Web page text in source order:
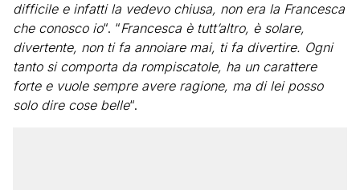
difficile e infatti la vedevo chiusa, non era la Francesca
che conosco io“. “Francesca è tutt’altro, è solare,
divertente, non ti fa annoiare mai, ti fa divertire. Ogni
tanto si comporta da rompiscatole, ha un carattere
forte e vuole sempre avere ragione, ma di lei posso
solo dire cose belle“.